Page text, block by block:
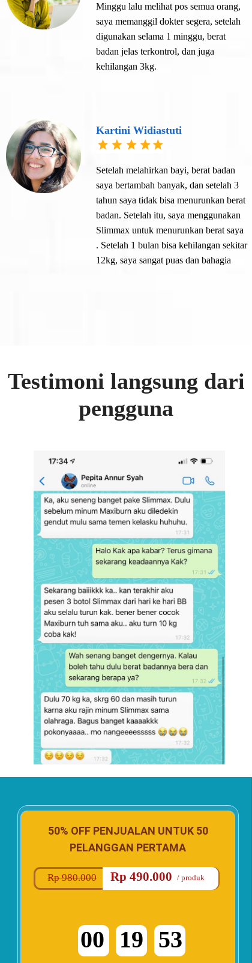
Kartini Widiastuti
Setelah melahirkan bayi, berat badan
saya bertambah banyak, dan setelah 3
tahun saya tidak bisa menurunkan berat
badan. Setelah itu, saya menggunakan
Slimmax untuk menurunkan berat saya
. Setelah 1 bulan bisa kehilangan sekitar
12kg, saya sangat puas dan bahagia
Minggu lalu melihat pos semua orang,
saya memanggil dokter segera, setelah
digunakan selama 1 minggu, berat
badan jelas terkontrol, dan juga
kehilangan 3kg.
Testimoni langsung dari
pengguna
50% OFF PENJUALAN UNTUK 50
PELANGGAN PERTAMA
Rp 980.000 Rp 490.000
00 19 52
/ produk